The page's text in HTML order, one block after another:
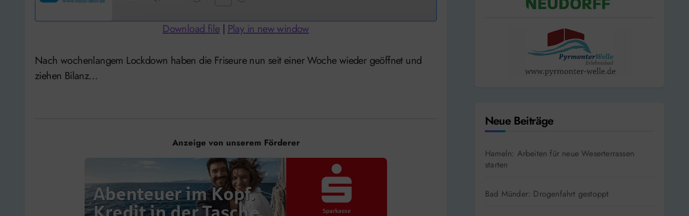
Mute/Unmute
Episode
Rewind
10
Seconds
Forward
30
Download file| Play in new window
Nach wochenlangem Lockdown haben die Friseure nun seit einer Woche wieder geöffnet und
ziehen Bilanz…
Anzeige von unserem Förderer
Neue Beiträge
Hameln: Arbeiten für neue Weserterrassen
starten
Bad Münder: Drogenfahrt gestoppt